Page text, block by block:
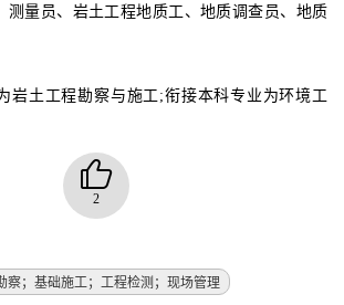
量员、岩土工程地质工、地质调查员、地质
土工程勘察与施工;衔接本科专业为环境工
2
察；基础施工；工程检测；现场管理​